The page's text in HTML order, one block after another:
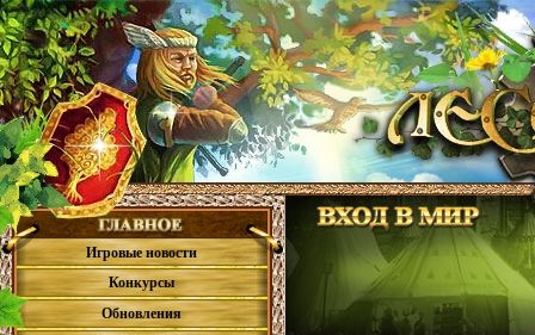
Игровые новости
Конкурсы
Обновления